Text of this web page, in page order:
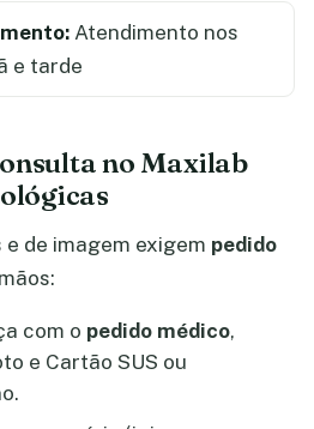
Atendimento nos
e tarde
no Maxilab
de imagem exigem pedido
com o pedido médico,
e Cartão SUS ou